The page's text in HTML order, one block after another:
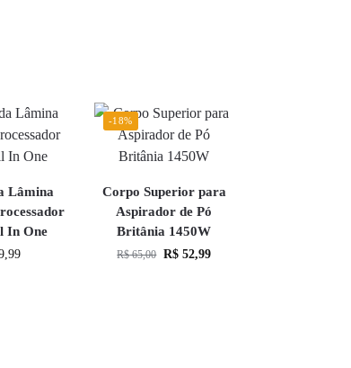
Lâmina
In One
-18%
Corpo Superior para
Aspirador de Pó
Britânia 1450W
R$65,00 R$ 52,99